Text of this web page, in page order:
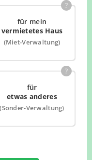
für mein
vermietetes Haus
(Miet-Verwaltung)
?
für
etwas anderes
(Sonder-Verwaltung)
?